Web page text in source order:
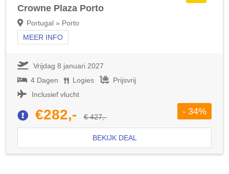
Crowne Plaza Porto
Portugal » Porto
MEER INFO
Vrijdag 8 januari 2027
4 Dagen
Logies
Prijsvrij
Inclusief vlucht
€282,- € 427,-
- 34%
BEKIJK DEAL